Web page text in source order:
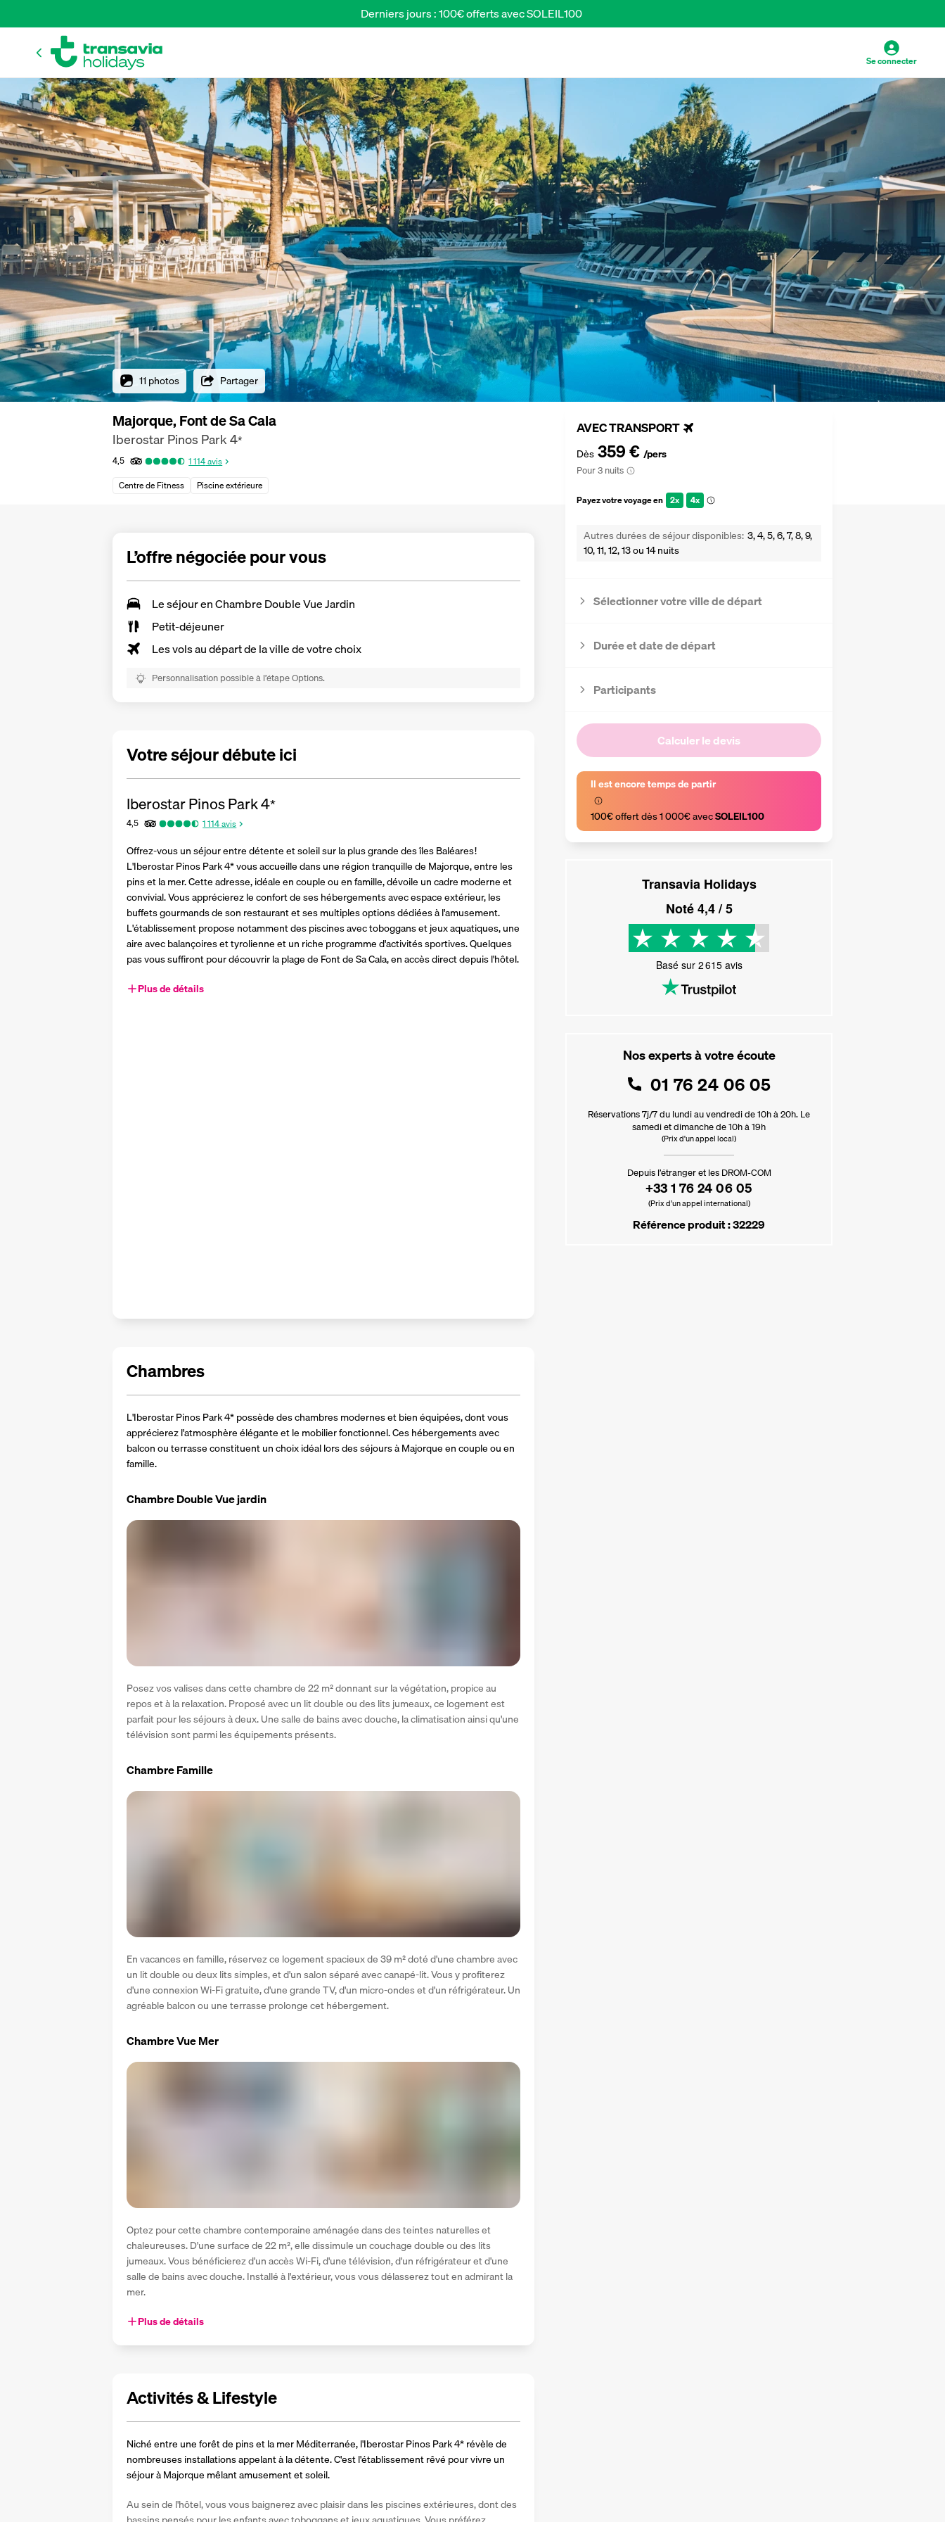
Derniers jours : 100€ offerts avec SOLEIL100
Se connecter
11 photos Partager
Majorque, Font de Sa Cala
Iberostar Pinos Park4*
4,5 1 114avis
Centre de Fitness
Piscine extérieure
AVEC TRANSPORT
Dès 359 € /pers
Pour 3 nuits
Payez votre voyage en 2x 4x
Autres durées de séjour disponibles 3, 4, 5, 6, 7, 8, 9,
10, 11, 12, 13 ou 14 nuits
Sélectionner votre ville de départ
Durée et date de départ
Participants
Calculer le devis
Il est encore temps de partir
100€ offert dès 1 000€ avec SOLEIL100
Transavia Holidays
Noté4,4/ 5
Basé sur 2 615avis
Nos experts à votre écoute
01 76 24 06 05
Réservations 7j/7 du lundi au vendredi de 10h à 20h. Le
samedi et dimanche de 10h à 19h
(Prix d'un appel local)
Depuis l’étranger et les DROM-COM
+33 1 76 24 06 05
(Prix d’un appel international)
Référence produit : 32229
L’offre négociée pour vous
Le séjour enChambre Double Vue Jardin
Petit-déjeuner
Les vols au départ de la ville de votre choix
Personnalisation possible à l’étape Options.
Votre séjour débute ici
Iberostar Pinos Park4*
4,5 1 114avis
Offrez-vous un séjour entre détente et soleil sur la plus grande des îles Baléares !
L'Iberostar Pinos Park 4* vous accueille dans une région tranquille de Majorque, entre les
pins et la mer. Cette adresse, idéale en couple ou en famille, dévoile un cadre moderne et
convivial. Vous apprécierez le confort de ses hébergements avec espace extérieur, les
buffets gourmands de son restaurant et ses multiples options dédiées à l'amusement.
L'établissement propose notamment des piscines avec toboggans et jeux aquatiques, une
aire avec balançoires et tyrolienne et un riche programme d'activités sportives. Quelques
pas vous suffiront pour découvrir la plage de Font de Sa Cala, en accès direct depuis l'hôtel.
Plus de détails
Chambres
L'Iberostar Pinos Park 4* possède des chambres modernes et bien équipées, dont vous
apprécierez l'atmosphère élégante et le mobilier fonctionnel. Ces hébergements avec
balcon ou terrasse constituent un choix idéal lors des séjours à Majorque en couple ou en
famille.
Chambre Double Vue jardin
Posez vos valises dans cette chambre de 22 m² donnant sur la végétation, propice au
repos et à la relaxation. Proposé avec un lit double ou des lits jumeaux, ce logement est
parfait pour les séjours à deux. Une salle de bains avec douche, la climatisation ainsi qu'une
télévision sont parmi les équipements présents.
Chambre Famille
En vacances en famille, réservez ce logement spacieux de 39 m² doté d'une chambre avec
un lit double ou deux lits simples, et d'un salon séparé avec canapé-lit. Vous y profiterez
d'une connexion Wi-Fi gratuite, d'une grande TV, d'un micro-ondes et d'un réfrigérateur. Un
agréable balcon ou une terrasse prolonge cet hébergement.
Chambre Vue Mer
Optez pour cette chambre contemporaine aménagée dans des teintes naturelles et
chaleureuses. D'une surface de 22 m², elle dissimule un couchage double ou des lits
jumeaux. Vous bénéficierez d'un accès Wi-Fi, d'une télévision, d'un réfrigérateur et d'une
salle de bains avec douche. Installé à l'extérieur, vous vous délasserez tout en admirant la
mer.
Plus de détails
Activités & Lifestyle
Niché entre une forêt de pins et la mer Méditerranée, l'Iberostar Pinos Park 4* révèle de
nombreuses installations appelant à la détente. C'est l'établissement rêvé pour vivre un
séjour à Majorque mêlant amusement et soleil.
Au sein de l'hôtel, vous vous baignerez avec plaisir dans les piscines extérieures, dont des